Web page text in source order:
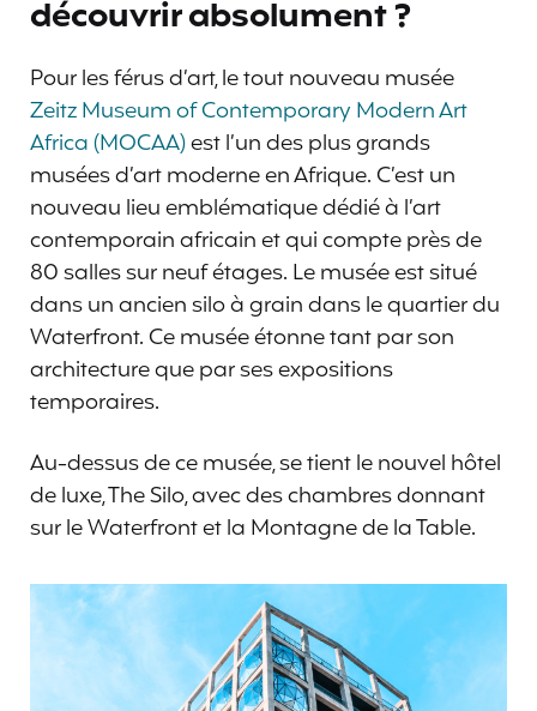
découvrir absolument ?
Pour les férus d’art, le tout nouveau musée
Zeitz Museum of Contemporary Modern Art
Africa (MOCAA)est l’un des plus grands
musées d’art moderne en Afrique. C’est un
nouveau lieu emblématique dédié à l’art
contemporain africain et qui compte près de
80 salles sur neuf étages. Le musée est situé
dans un ancien silo à grain dans le quartier du
Waterfront. Ce musée étonne tant par son
architecture que par ses expositions
temporaires.
Au-dessus de ce musée, se tient le nouvel hôtel
de luxe, The Silo, avec des chambres donnant
sur le Waterfront et la Montagne de la Table.